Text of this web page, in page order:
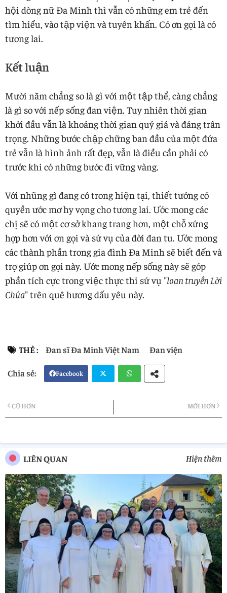
hội dòng nữ Đa Minh thì vẫn có những em trẻ đến
tìm hiểu, vào tập viện và tuyên khấn. Có ơn gọi là có
tương lai.
Kết luận
Mười năm chẳng so là gì với một tập thể, càng chẳng
là gì so với nếp sống đan viện. Tuy nhiên thời gian
khởi đầu vẫn là khoảng thời gian quý giá và đáng trân
trọng. Những bước chập chững ban đầu của một đứa
trẻ vẫn là hình ảnh rất đẹp, vẫn là điều cần phải có
trước khi có những bước đi vững vàng.
Với nhũng gì đang có trong hiện tại, thiết tưởng có
quyền ước mơ hy vọng cho tương lai. Ước mong các
chị sẽ có một cơ sở khang trang hơn, một chỗ xứng
hợp hơn với ơn gọi và sứ vụ của đời đan tu. Ước mong
các thành phần trong gia đình Đa Minh sẽ biết đến và
trợ giúp ơn gọi này. Ước mong nếp sống này sẽ góp
phần tích cực trong việc thực thi sứ vụ "loan truyền Lời
Chúa" trên quê hương dấu yêu này.
THẺ : Đan sĩ Đa Minh Việt Nam Đan viện
Facebook
MỚI HƠN
CŨ HƠN
LIÊN QUAN Hiện thêm